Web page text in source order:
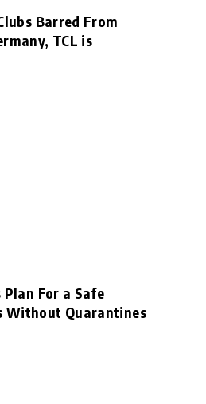
Barred From
TCL is
For a Safe
Without Quarantines